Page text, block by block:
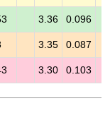
3.36 0.096
3.35 0.087
3.30 0.103